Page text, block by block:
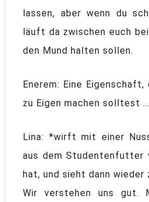
lassen, aber wenn du
läuft da zwischen euch
den Mund halten sollen.
Enerem: Eine
zu Eigen machen solltest …
Lina: *wirft mit einer
aus dem Studentenfutter
hat, und sieht dann wieder
Wir verstehen uns gut.